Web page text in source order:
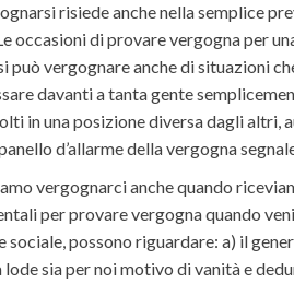
risiede anche nella semplice
occasioni di provare vergogna per
vergognare anche di situazioni
davanti a tanta gente
in una posizione diversa dagli
d’allarme della vergogna
vergognarci anche quando
per provare vergogna quando
sociale, possono riguardare: a) il
sia per noi motivo di vanità e